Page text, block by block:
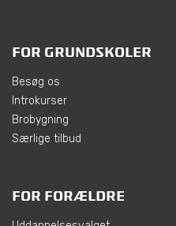
FOR GRUNDSKOLER
Besøg os
Introkurser
Brobygning
Særlige tilbud
FOR FORÆLDRE